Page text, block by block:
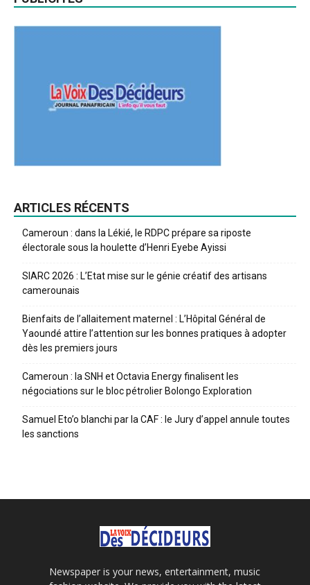
ARTICLES RÉCENTS
Cameroun : dans la Lékié, le RDPC prépare sa riposte
électorale sous la houlette d’Henri Eyebe Ayissi
SIARC 2026 : L’Etat mise sur le génie créatif des artisans
camerounais
Bienfaits de l’allaitement maternel : L’Hôpital Général de
Yaoundé attire l’attention sur les bonnes pratiques à adopter
dès les premiers jours
Cameroun : la SNH et Octavia Energy finalisent les
négociations sur le bloc pétrolier Bolongo Exploration
Samuel Eto’o blanchi par la CAF : le Jury d’appel annule toutes
les sanctions
Newspaper is your news, entertainment, music